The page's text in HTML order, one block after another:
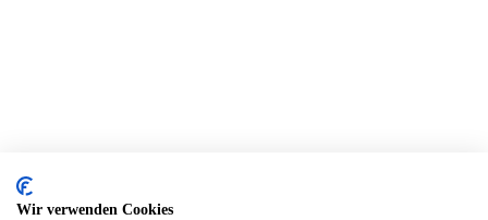
Wir verwenden Cookies